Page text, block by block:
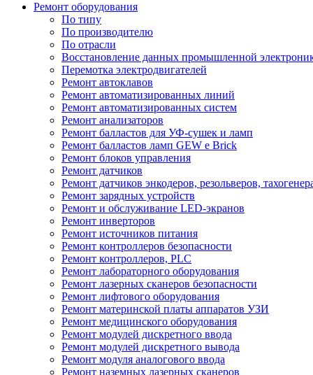
Ремонт оборудования
По типу
По производителю
По отрасли
Восстановление данных промышленной
Перемотка электродвигателей
Ремонт автоклавов
Ремонт автоматизированных линий
Ремонт автоматизированных систем
Ремонт анализаторов
Ремонт балластов для УФ-сушек и ламп
Ремонт балластов ламп GEW e Brick
Ремонт блоков управления
Ремонт датчиков
Ремонт датчиков энкодеров, резольверов,
Ремонт зарядных устройств
Ремонт и обслуживание LED-экранов
Ремонт инверторов
Ремонт источников питания
Ремонт контроллеров безопасности
Ремонт контроллеров, PLC
Ремонт лабораторного оборудования
Ремонт лазерных сканеров безопасности
Ремонт лифтового оборудования
Ремонт материнской платы аппаратов УЗИ
Ремонт медицинского оборудования
Ремонт модулей дискретного ввода
Ремонт модулей дискретного вывода
Ремонт модуля аналогового ввода
Ремонт наземных лазерных сканеров